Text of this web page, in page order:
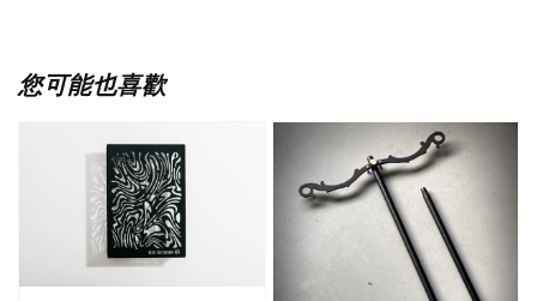
您可能也喜歡